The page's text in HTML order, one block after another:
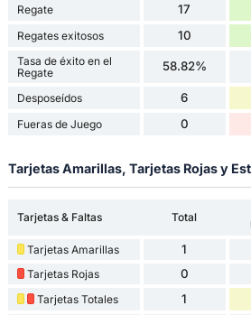
Regate 17
Regates exitosos 10
Tasa de éxito en el
Regate
58.82%
Desposeídos 6
Fueras de Juego 0
Tarjetas Amarillas, Tarjetas Rojas y
Tarjetas & Faltas Total
Tarjetas Amarillas 1
Tarjetas Rojas 0
Tarjetas Totales 1